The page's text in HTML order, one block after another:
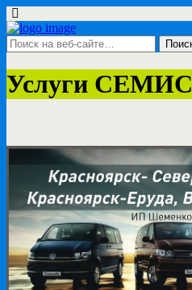
Услуги СЕМИС